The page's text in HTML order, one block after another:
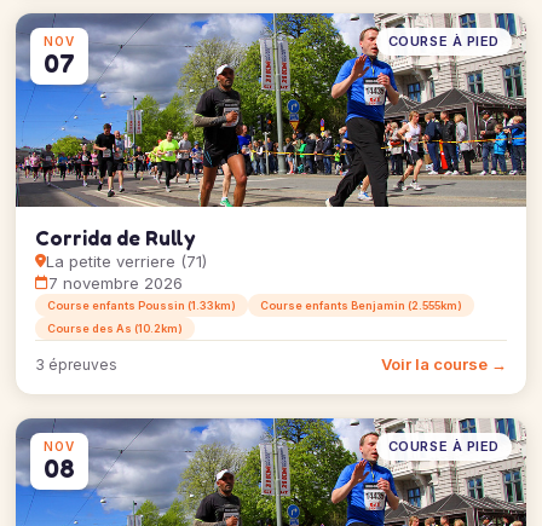
NOV
07
COURSE À PIED
Corrida de Rully
La petite verriere (71)
7 novembre 2026
Course enfants Poussin (1.33km)
Course enfants Benjamin (2.555km)
Course des As (10.2km)
3 épreuves Voir la course →
NOV
08
COURSE À PIED